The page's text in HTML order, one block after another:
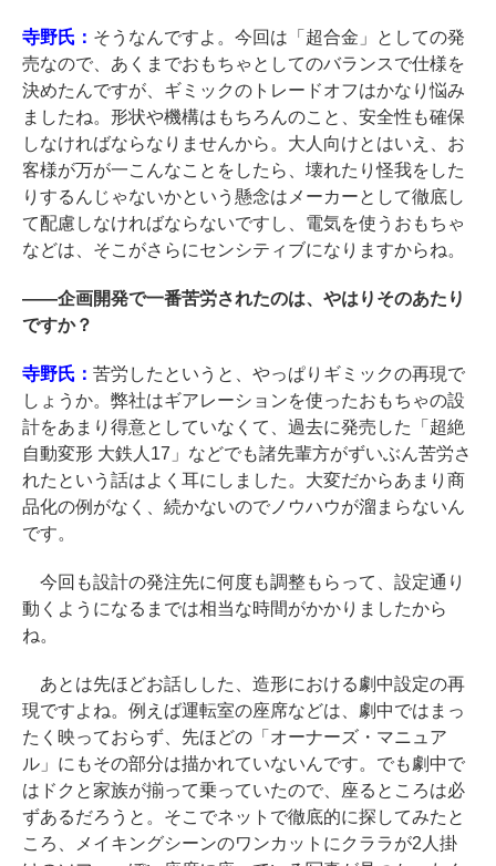
寺野氏： そうなんですよ。今回は「超合金」としての発
売なので、あくまでおもちゃとしてのバランスで仕様を
決めたんですが、ギミックのトレードオフはかなり悩み
ましたね。形状や機構はもちろんのこと、安全性も確保
しなければならなりませんから。大人向けとはいえ、お
客様が万が一こんなことをしたら、壊れたり怪我をした
りするんじゃないかという懸念はメーカーとして徹底し
て配慮しなければならないですし、電気を使うおもちゃ
などは、そこがさらにセンシティブになりますからね。
――企画開発で一番苦労されたのは、やはりそのあたり
ですか？
寺野氏： 苦労したというと、やっぱりギミックの再現で
しょうか。弊社はギアレーションを使ったおもちゃの設
計をあまり得意としていなくて、過去に発売した「超絶
自動変形 大鉄人17」などでも諸先輩方がずいぶん苦労さ
れたという話はよく耳にしました。大変だからあまり商
品化の例がなく、続かないのでノウハウが溜まらないん
です。
今回も設計の発注先に何度も調整もらって、設定通り
動くようになるまでは相当な時間がかかりましたから
ね。
あとは先ほどお話しした、造形における劇中設定の再
現ですよね。例えば運転室の座席などは、劇中ではまっ
たく映っておらず、先ほどの「オーナーズ・マニュア
ル」にもその部分は描かれていないんです。でも劇中で
はドクと家族が揃って乗っていたので、座るところは必
ずあるだろうと。そこでネットで徹底的に探してみたと
ころ、メイキングシーンのワンカットにクララが2人掛